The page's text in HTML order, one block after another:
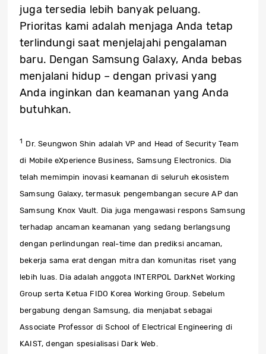
juga tersedia lebih banyak peluang.
Prioritas kami adalah menjaga Anda tetap
terlindungi saat menjelajahi pengalaman
baru. Dengan Samsung Galaxy, Anda bebas
menjalani hidup – dengan privasi yang
Anda inginkan dan keamanan yang Anda
butuhkan.
1 Dr. Seungwon Shin adalah VP and Head of Security Team
di Mobile eXperience Business, Samsung Electronics. Dia
telah memimpin inovasi keamanan di seluruh ekosistem
Samsung Galaxy, termasuk pengembangan secure AP dan
Samsung Knox Vault. Dia juga mengawasi respons Samsung
terhadap ancaman keamanan yang sedang berlangsung
dengan perlindungan real-time dan prediksi ancaman,
bekerja sama erat dengan mitra dan komunitas riset yang
lebih luas. Dia adalah anggota INTERPOL DarkNet Working
Group serta Ketua FIDO Korea Working Group. Sebelum
bergabung dengan Samsung, dia menjabat sebagai
Associate Professor di School of Electrical Engineering di
KAIST, dengan spesialisasi Dark Web.